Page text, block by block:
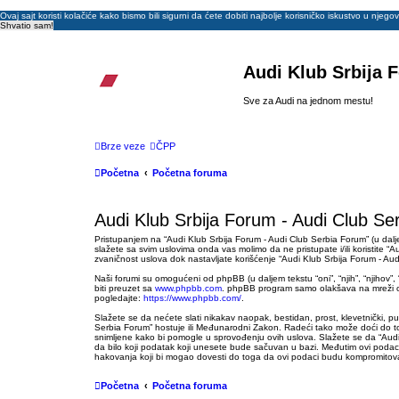
Ovaj sajt koristi kolačiće kako bismo bili sigurni da ćete dobiti najbolje korisničko iskustvo u
Shvatio sam!
Audi Klub Srbija
Sve za Audi na jednom mestu!
Brze veze ČPP
Početna Početna foruma
Audi Klub Srbija Forum - Audi Club
Pristupanjem na “Audi Klub Srbija Forum - Audi Club Serbia Forum” (u
slažete sa svim uslovima onda vas molimo da ne pristupate i/ili koristite
zvaničnost uslova dok nastavljate korišćenje “Audi Klub Srbija Forum -
Naši forumi su omogućeni od phpBB (u daljem tekstu “oni”, “njih”,
biti preuzet sa www.phpbb.com . phpBB program samo olakšava na
pogledajte: https://www.phpbb.com/
Slažete se da nećete slati nikakav naopak, bestidan, prost, klevetnički,
Serbia Forum” hostuje ili Međunarodni Zakon. Radeći tako može doći
snimljene kako bi pomogle u sprovođenju ovih uslova. Slažete se da
da bilo koji podatak koji unesete bude sačuvan u bazi. Međutim ovi
hakovanja koji bi mogao dovesti do toga da ovi podaci budu
Početna Početna foruma